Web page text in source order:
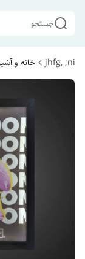
جستجو
jhfg, ;ni خانه و